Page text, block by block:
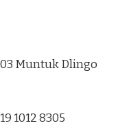
Muntuk Dlingo
1012 8305